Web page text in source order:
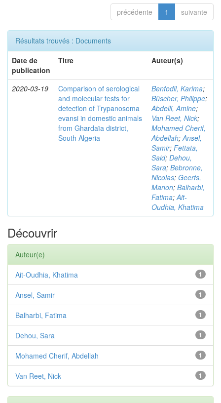
précédente 1 suivante
Résultats trouvés : Documents
Date de
publication
Titre Auteur(s)
2020-03-19
Comparison of serological
and molecular tests for
detection of Trypanosoma
evansi in domestic animals
from Ghardaïa district,
South Algeria
Benfodil, Karima;
Büscher, Philippe;
Abdelli, Amine;
Van Reet, Nick;
Mohamed Cherif,
Abdellah;Ansel,
Samir; Fettata,
Said; Dehou,
Sara; Bebronne,
Nicolas; Geerts,
Manon; Balharbi,
Fatima;Ait-
Oudhia, Khatima
Découvrir
Auteur(e)
1
Ait-Oudhia, Khatima
1
Ansel, Samir
1
Balharbi, Fatima
1
Dehou, Sara
1
Mohamed Cherif, Abdellah
1
Van Reet, Nick